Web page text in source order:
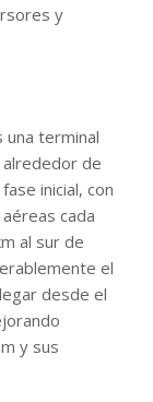
y
una terminal
alrededor de
inicial, con
cada
al sur de
el
desde el
y sus